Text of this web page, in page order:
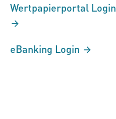
Wertpapierportal Login
eBanking Login